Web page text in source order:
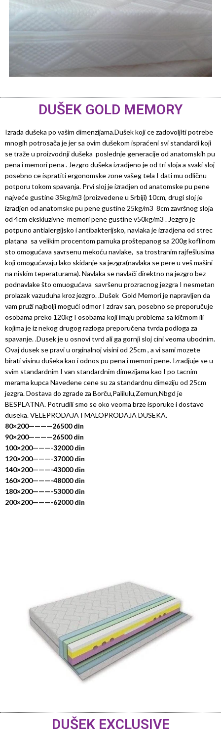
DUŠEK GOLD MEMORY
Izrada dušeka po vašim dimenzijama.Dušek koji ce zadovoljiti potrebe
mnogih potrosača je jer sa ovim dušekom ispraćeni svi standardi koji
se traže u proizvodnji dušeka poslednje generacije od anatomskih pu
pena i memori pena . Jezgro dušeka izradjeno je od tri sloja a svaki sloj
posebno ce ispratiti ergonomske zone vašeg tela I dati mu odličnu
potporu tokom spavanja. Prvi sloj je izradjen od anatomske pu pene
najveće gustine 35kg/m3 (proizvedene u Srbiji) 10cm, drugi sloj je
izradjen od anatomske pu pene gustine 25kg/m3 8cm završnog sloja
od 4cm ekskluzivne memori pene gustine v50kg/m3 . Jezgro je
potpuno antialergijsko i antibakterijsko, navlaka je izradjena od strec
platana sa velikim procentom pamuka proštepanog sa 200g koflinom
sto omogućava savrsenu mekoću navlake, sa trostranim rajfešlusima
koji omogućavaju lako skidanje sa jezgra(navlaka se pere u veš mašini
na niskim teperaturama). Navlaka se navlači direktno na jezgro bez
podnavlake što omuogućava savršenu prozracnog jezgra I nesmetan
prolazak vazuduha kroz jezgro. .Dušek Gold Memori je napravljen da
vam pruži najbolji mogući odmor I zdrav san, posebno se preporučuje
osobama preko 120kg I osobama koji imaju problema sa kičmom ili
kojima je iz nekog drugog razloga preporučena tvrda podloga za
spavanje. .Dusek je u osnovi tvrd ali ga gornji sloj cini veoma ubodnim.
Ovaj dusek se pravi u orginalnoj visini od 25cm , a vi sami mozete
birati visinu dušeka kao i odnos pu pena i memori pene. Izradjuje se u
svim standardnim I van standardnim dimezijama kao I po tacnim
merama kupca Navedene cene su za standardnu dimeziju od 25cm
jezgra. Dostava do zgrade za Borču,Palilulu,Zemun,Nbgd je
BESPLATNA. Potrudili smo se oko veoma brze isporuke i dostave
duseka. VELEPRODAJA I MALOPRODAJA DUSEKA.
80×200————26500 din
90×200————26500 din
100×200———-32000 din
120×200———-37000 din
140×200———-43000 din
160×200———-48000 din
180×200———-53000 din
200×200———-62000 din
DUŠEK EXCLUSIVE